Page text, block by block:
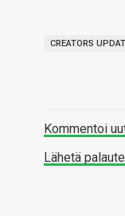
CREATORS
Kommentoi
Lähetä